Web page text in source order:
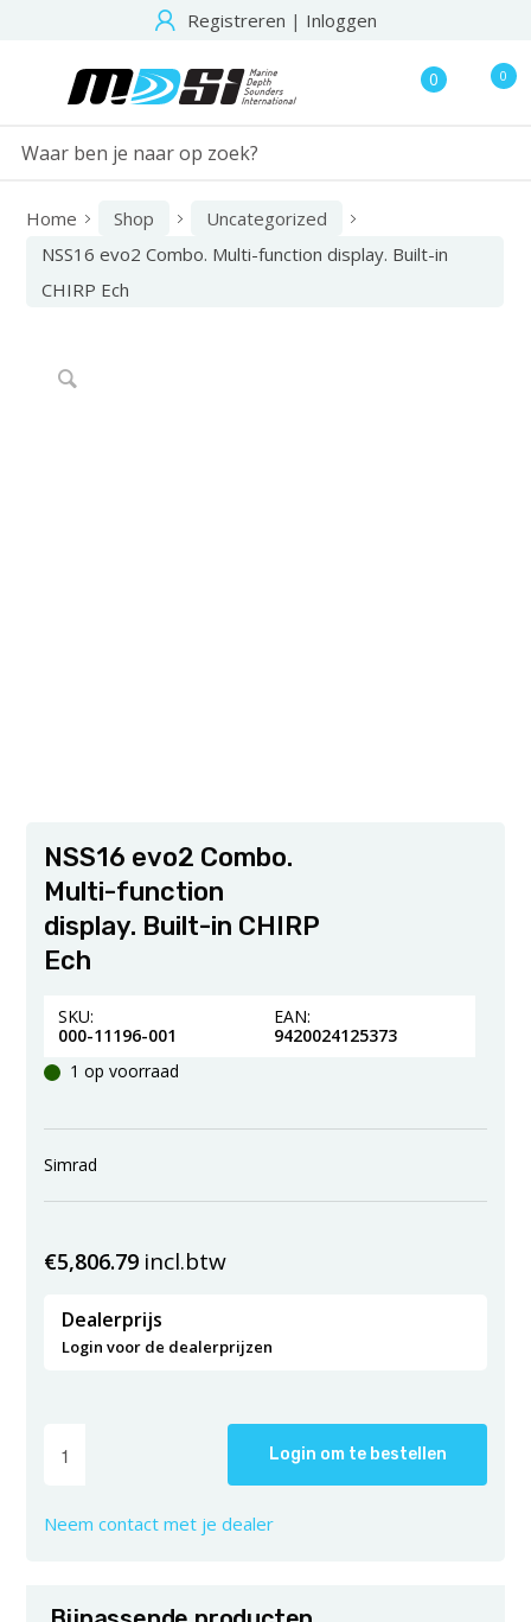
Registreren | Inloggen
0 0
Home Shop
Uncategorized
NSS16 evo2 Combo. Multi-function display. Built-in
CHIRP Ech
NSS16 evo2 Combo.
Multi-function
display. Built-in CHIRP
Ech
SKU:
000-11196-001
EAN:
9420024125373
1 op voorraad
Simrad
€5,806.79 incl.btw
Dealerprijs
Login voor de dealerprijzen
Login om te bestellen
Neem contact met je dealer